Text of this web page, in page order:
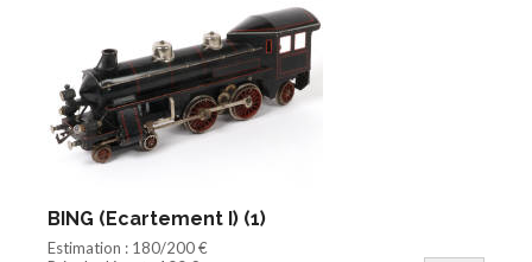
BING (Ecartement I) (1)
Estimation : 180/200 €